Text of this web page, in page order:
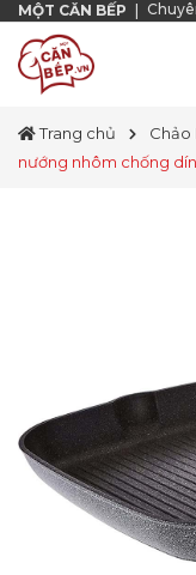
MỘT CĂN BẾP
Trang chủ Chảo
nướng nhôm chống